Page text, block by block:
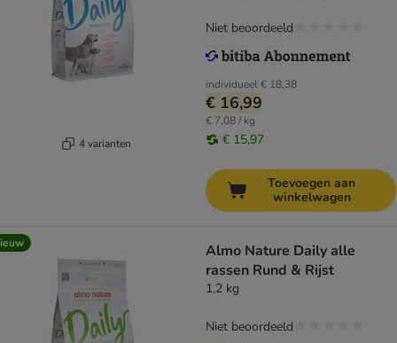
4 varianten
individueel€ 18,38
€ 16,99
€ 7,08 / kg
€ 15,97
Niet beoordeeld
Toevoegen aan
winkelwagen
Almo Nature Daily alle
rassen Rund & Rijst
1,2 kg
Niet beoordeeld